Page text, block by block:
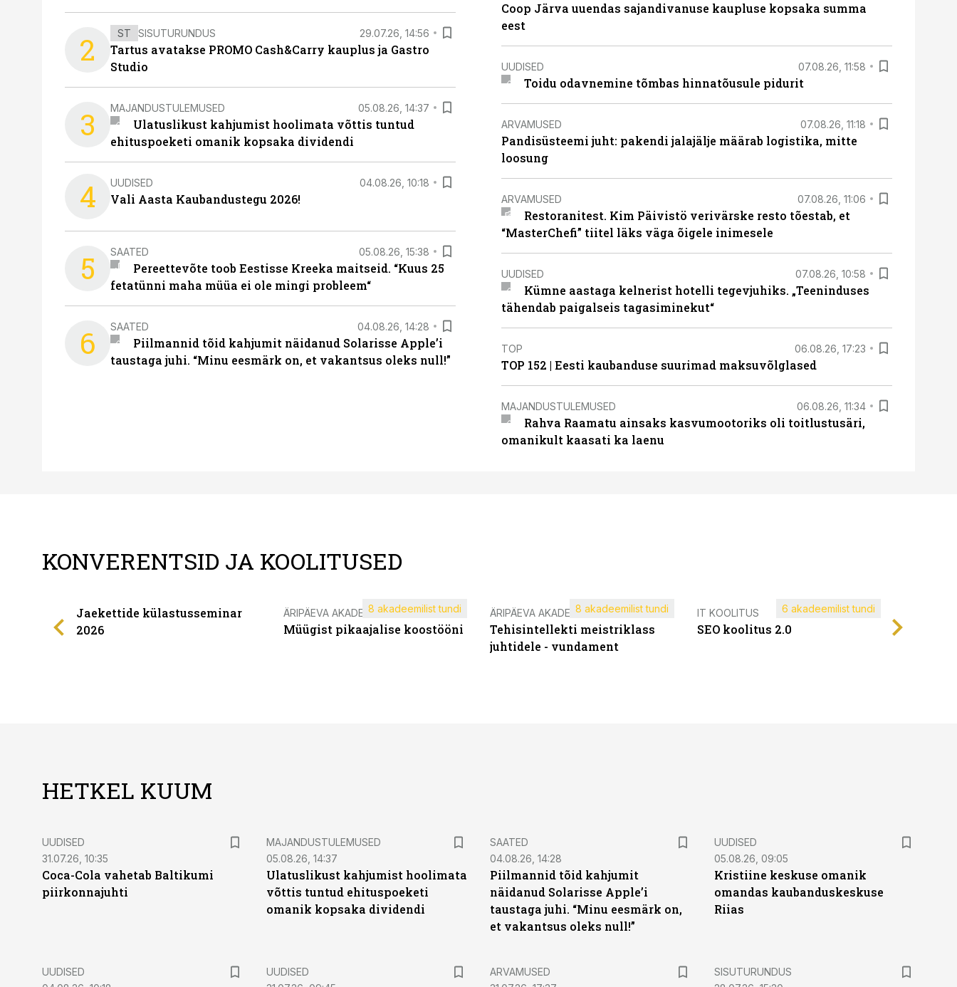
2 ST SISUTURUNDUS 29.07.26, 14:56
Tartus avatakse PROMO Cash&Carry kauplus ja Gastro
Studio
3 MAJANDUSTULEMUSED 05.08.26, 14:37
Ulatuslikust kahjumist hoolimata võttis tuntud
ehituspoeketi omanik kopsaka dividendi
4 UUDISED 04.08.26, 10:18
Vali Aasta Kaubandustegu 2026!
5 SAATED 05.08.26, 15:38
Pereettevõte toob Eestisse Kreeka maitseid. “Kuus 25
fetatünni maha müüa ei ole mingi probleem“
6 SAATED 04.08.26, 14:28
Piilmannid tõid kahjumit näidanud Solarisse Apple’i
taustaga juhi. “Minu eesmärk on, et vakantsus oleks null!”
Coop Järva uuendas sajandivanuse kaupluse kopsaka summa
eest
UUDISED 07.08.26, 11:58
Toidu odavnemine tõmbas hinnatõusule pidurit
ARVAMUSED 07.08.26, 11:18
Pandisüsteemi juht: pakendi jalajälje määrab logistika, mitte
loosung
ARVAMUSED 07.08.26, 11:06
Restoranitest. Kim Päivistö verivärske resto tõestab, et
“MasterChefi” tiitel läks väga õigele inimesele
UUDISED 07.08.26, 10:58
Kümne aastaga kelnerist hotelli tegevjuhiks. „Teeninduses
tähendab paigalseis tagasiminekut“
TOP 06.08.26, 17:23
TOP 152 | Eesti kaubanduse suurimad maksuvõlglased
MAJANDUSTULEMUSED 06.08.26, 11:34
Rahva Raamatu ainsaks kasvumootoriks oli toitlustusäri,
omanikult kaasati ka laenu
KONVERENTSID JA KOOLITUSED
Jaekettide külastusseminar
2026
ÄRIPÄEVA AKADEEMIA
Müügist pikaajalise koostööni
8 akadeemilist tundi ÄRIPÄEVA AKADEEMIA
Tehisintellekti meistriklass
juhtidele - vundament
8 akadeemilist tundi IT KOOLITUS
SEO koolitus 2.0
6 akadeemilist tundi
HETKEL KUUM
UUDISED
31.07.26, 10:35
Coca-Cola vahetab Baltikumi
piirkonnajuhti
MAJANDUSTULEMUSED
05.08.26, 14:37
Ulatuslikust kahjumist hoolimata
võttis tuntud ehituspoeketi
omanik kopsaka dividendi
SAATED
04.08.26, 14:28
Piilmannid tõid kahjumit
näidanud Solarisse Apple’i
taustaga juhi. “Minu eesmärk on,
et vakantsus oleks null!”
UUDISED
05.08.26, 09:05
Kristiine keskuse omanik
omandas kaubanduskeskuse
Riias
UUDISED
UUDISED
ARVAMUSED
ST
SISUTURUNDUS